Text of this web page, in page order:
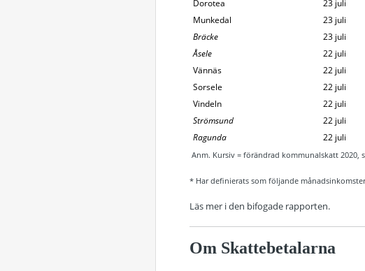
Dorotea
23 juli
Munkedal
23 juli
Bräcke
23 juli
Åsele
22 juli
Vännäs
22 juli
Sorsele
22 juli
Vindeln
22 juli
Strömsund
22 juli
Ragunda
22 juli
Anm. Kursiv = förändrad kommunalskatt 2020,
* Har definierats som följande
Läs mer i den bifogade rapporten.
Om Skattebetalarna